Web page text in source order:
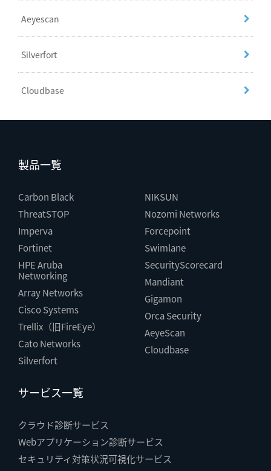
Aeyescan
Silverfort
Cloudbase
製品一覧
Carbon Black
ThreatSTOP
Imperva
Fortinet
HPE Aruba
Networking
Array Networks
Cisco Systems
Trellix（旧FireEye）
Cato Networks
Silverfort
NIKSUN
Nozomi Networks
Forcepoint
Swimlane
SecurityScorecard
Mandiant
Gigamon
Orca Security
AeyeScan
Cloudbase
サービス一覧
クラウド診断サービス
Webアプリケーション診断サービス
セキュリティ対策状況可視化サービス